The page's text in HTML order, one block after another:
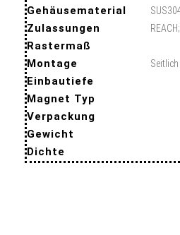
Gehäusematerial
Zulassungen
Rastermaß
Montage
Einbautiefe
Magnet Typ
Verpackung
Gewicht
Dichte